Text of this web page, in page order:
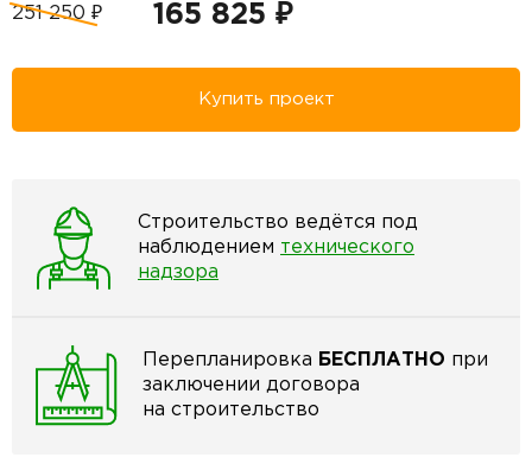
251 250 ₽ 165 825 ₽
Купить проект
Строительство ведётся под
наблюдением технического
надзора
Перепланировка БЕСПЛАТНО при
заключении договора
на строительство